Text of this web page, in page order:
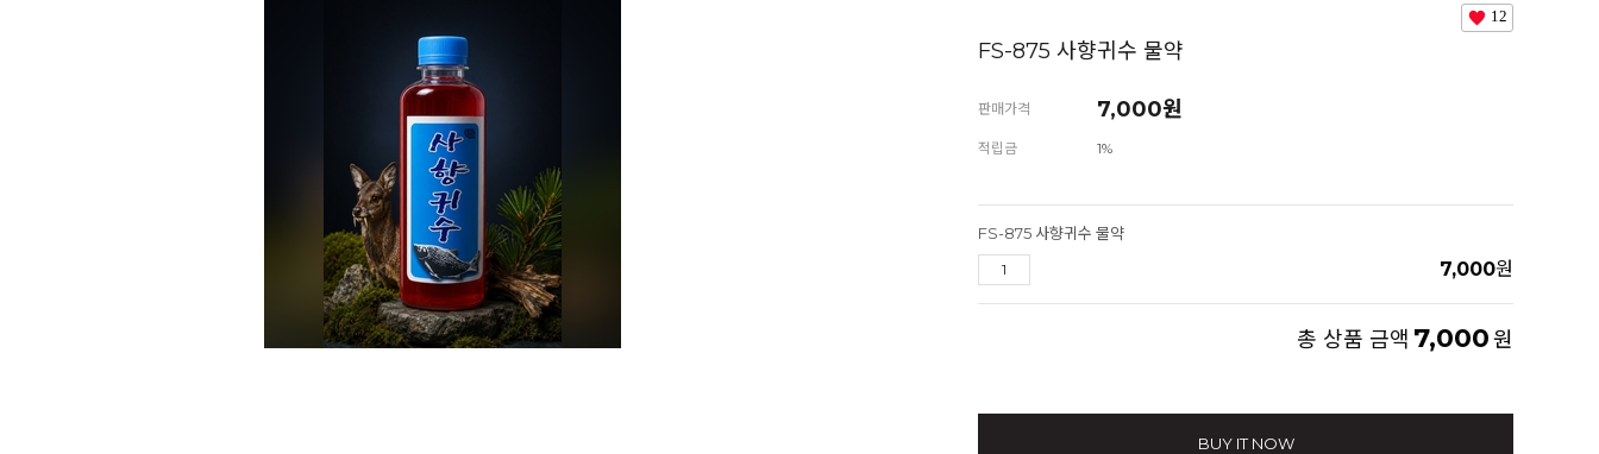
12
FS-875 사향귀수 물약
판매가격 7,000원
적립금 1%
FS-875 사향귀수 물약
7,000원
총 상품 금액 7,000원
BUY IT NOW